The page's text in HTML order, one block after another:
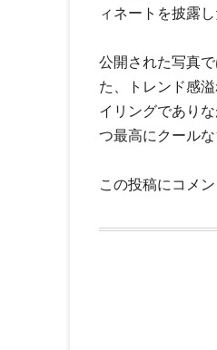
ィネートを披露し
公開された写真
た、トレンド感
イリングであり
つ最高にクールな
この投稿にコメ